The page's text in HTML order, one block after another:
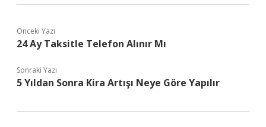
Önceki Yazı
24 Ay Taksitle Telefon Alınır Mı
Sonraki Yazı
5 Yıldan Sonra Kira Artışı Neye Göre Yapılır